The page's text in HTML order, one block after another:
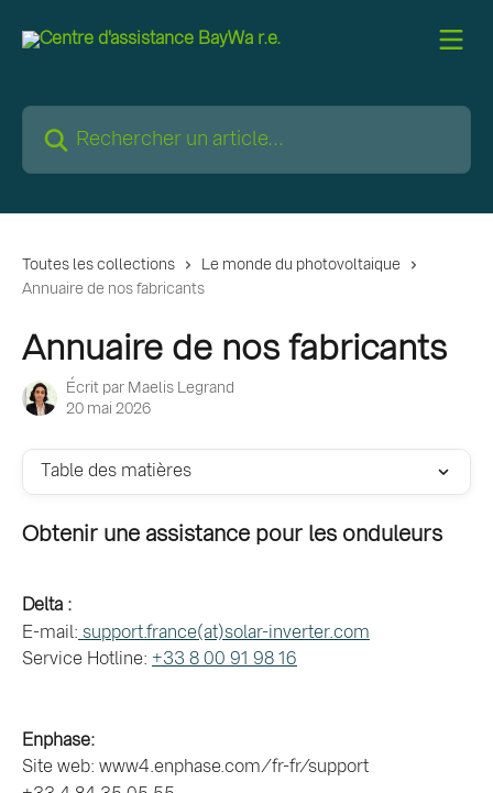
Toutes les collections
Le monde du photovoltaique
Annuaire de nos fabricants
Annuaire de nos fabricants
Écrit par Maelis Legrand
20 mai 2026
Table des matières
Obtenir une assistance pour les onduleurs
Delta :
E-mail: support.france(at)solar-inverter.com
Service Hotline: +33 8 00 91 98 16
Enphase:
Site web: www4.enphase.com/fr-fr/support